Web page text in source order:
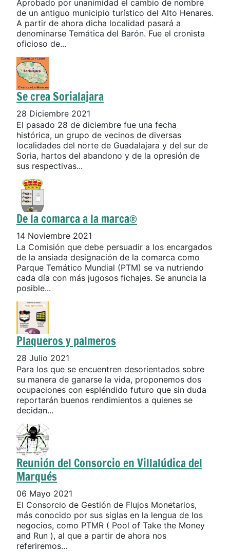
Aprobado por unanimidad el cambio de nombre
de un antiguo municipio turístico del Alto Henares.
A partir de ahora dicha localidad pasará a
denominarse Temática del Barón. Fue el cronista
oficioso de...
Se crea Sorialajara
28 Diciembre 2021
El pasado 28 de diciembre fue una fecha
histórica, un grupo de vecinos de diversas
localidades del norte de Guadalajara y del sur de
Soria, hartos del abandono y de la opresión de
sus respectivas...
De la comarca a la marca®
14 Noviembre 2021
La Comisión que debe persuadir a los encargados
de la ansiada designación de la comarca como
Parque Temático Mundial (PTM) se va nutriendo
cada día con más jugosos fichajes. Se anuncia la
posible...
Plaqueros y palmeros
28 Julio 2021
Para los que se encuentren desorientados sobre
su manera de ganarse la vida, proponemos dos
ocupaciones con espléndido futuro que sin duda
reportarán buenos rendimientos a quienes se
decidan...
Reunión del Consorcio en Villalúdica del
Marqués
06 Mayo 2021
El Consorcio de Gestión de Flujos Monetarios,
más conocido por sus siglas en la lengua de los
negocios, como PTMR ( Pool of Take the Money
and Run ), al que a partir de ahora nos
referiremos...